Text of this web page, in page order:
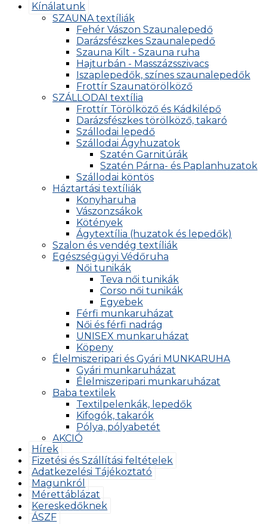
Kínálatunk
SZAUNA textíliák
Fehér Vászon Szaunalepedő
Darázsfészkes Szaunalepedő
Szauna Kilt - Szauna ruha
Hajturbán - Masszázsszivacs
Iszaplepedők, színes szaunalepedők
Frottír Szaunatörölköző
SZÁLLODAI textília
Frottír Törölköző és Kádkilépő
Darázsfészkes törölköző, takaró
Szállodai lepedő
Szállodai Ágyhuzatok
Szatén Garnitúrák
Szatén Párna- és Paplanhuzatok
Szállodai köntös
Háztartási textíliák
Konyharuha
Vászonzsákok
Kötények
Ágytextília (huzatok és lepedők)
Szalon és vendég textíliák
Egészségügyi Védőruha
Női tunikák
Teva női tunikák
Corso női tunikák
Egyebek
Férfi munkaruházat
Női és férfi nadrág
UNISEX munkaruházat
Köpeny
Élelmiszeripari és Gyári MUNKARUHA
Gyári munkaruházat
Élelmiszeripari munkaruházat
Baba textilek
Textilpelenkák, lepedők
Kifogók, takarók
Pólya, pólyabetét
AKCIÓ
Hírek
Fizetési és Szállítási feltételek
Adatkezelési Tájékoztató
Magunkról
Mérettáblázat
Kereskedőknek
ÁSZF